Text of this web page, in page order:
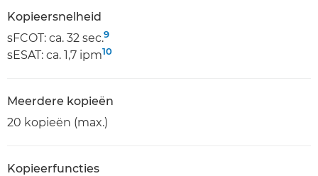
Kopieersnelheid
sFCOT: ca. 32 sec.9
sESAT: ca. 1,7 ipm10
Meerdere kopieën
20 kopieën (max.)
Kopieerfuncties